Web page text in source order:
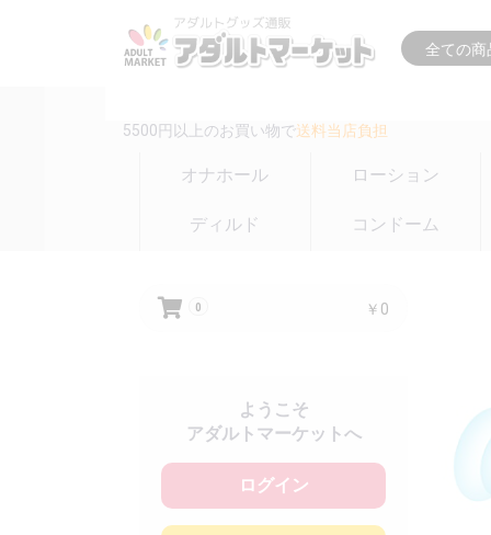
5500円以上のお買い物で送料当店負担
オナホール ローション
ディルド コンドーム
0 ￥0
ようこそ
アダルトマーケットへ
ログイン